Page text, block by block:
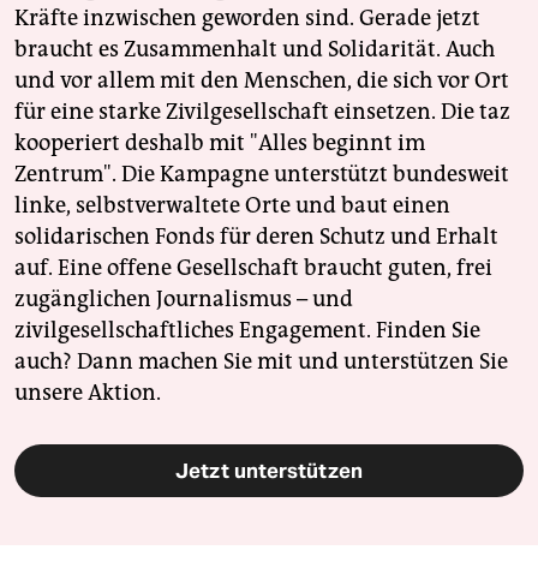
Kräfte inzwischen geworden sind. Gerade jetzt
braucht es Zusammenhalt und Solidarität. Auch
und vor allem mit den Menschen, die sich vor Ort
für eine starke Zivilgesellschaft einsetzen. Die taz
kooperiert deshalb mit "Alles beginnt im
Zentrum". Die Kampagne unterstützt bundesweit
linke, selbstverwaltete Orte und baut einen
solidarischen Fonds für deren Schutz und Erhalt
auf. Eine offene Gesellschaft braucht guten, frei
zugänglichen Journalismus – und
zivilgesellschaftliches Engagement. Finden Sie
auch? Dann machen Sie mit und unterstützen Sie
unsere Aktion.
Jetzt unterstützen